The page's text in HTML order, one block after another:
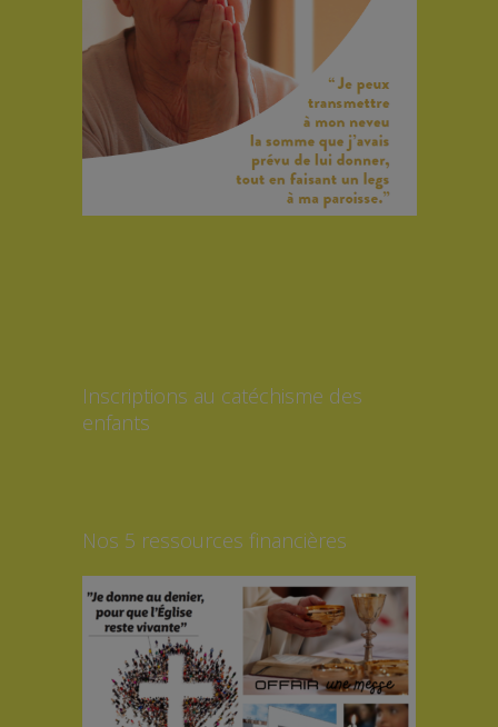
Inscriptions au catéchisme des
enfants
Nos 5 ressources financières